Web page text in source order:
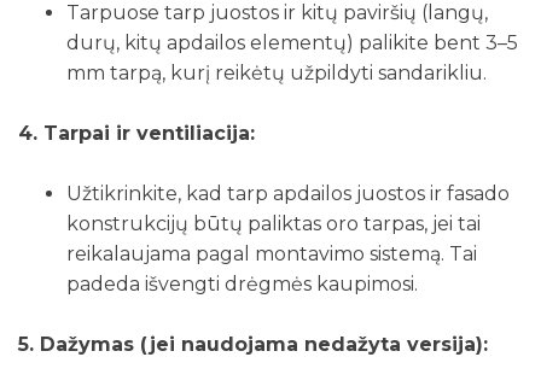
Tarpuose tarp juostos ir kitų paviršių (langų,
durų, kitų apdailos elementų) palikite bent 3–5
mm tarpą, kurį reikėtų užpildyti sandarikliu.
4. Tarpai ir ventiliacija:
Užtikrinkite, kad tarp apdailos juostos ir fasado
konstrukcijų būtų paliktas oro tarpas, jei tai
reikalaujama pagal montavimo sistemą. Tai
padeda išvengti drėgmės kaupimosi.
5. Dažymas (jei naudojama nedažyta versija):